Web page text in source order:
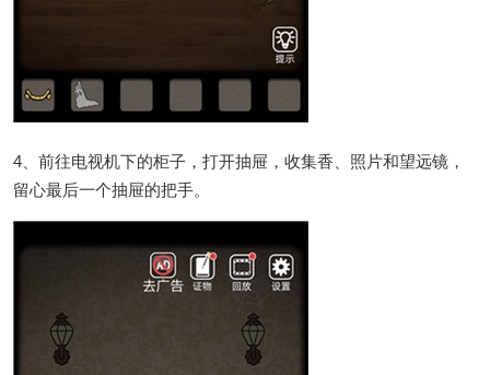
4、前往电视机下的柜子，打开抽屉，收集香、照片和望远镜，
留心最后一个抽屉的把手。